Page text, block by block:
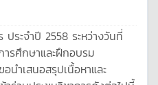
ประจำปี 2558 ระหว่างวันที่
รศึกษาและฝึกอบรม
นำเสนอสรุปเนื้อหาและ